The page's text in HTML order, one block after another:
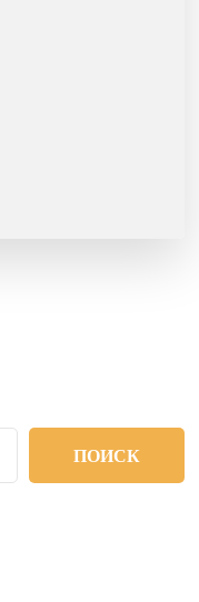
ПОИСК